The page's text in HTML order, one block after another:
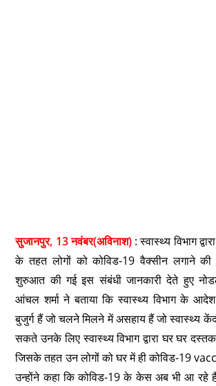
सुजानपुर, 13 नवंबर(अविनाश) : स्वास्थ्य विभाग
के तहत लोगों को कोविड-19 वैक्सीन लगाने की
शुरुआत की गई इस संबंधी जानकारी देते हुए
आंचल शर्मा ने बताया कि स्वास्थ्य विभाग के
बुजुर्ग हैं जो चलने मिलने में असहाय हैं जो स्वास्थ्य
सकते उनके लिए स्वास्थ्य विभाग द्वारा घर घर
जिसके तहत उन लोगों को घर में ही कोविड-19
उन्होंने कहा कि कोविड-19 के केस अब भी आ रहे